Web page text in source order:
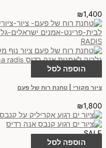
₪1,400
הוספה לסל
ציור מקורי | טחנת רוח של פעם
₪1,800
SALE
הוספה לסל